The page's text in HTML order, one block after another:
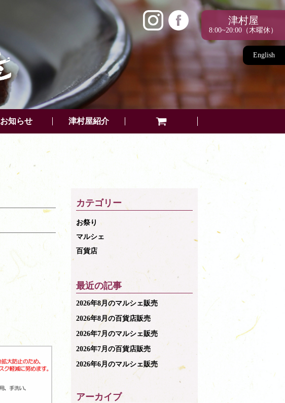
津村屋
8:00~20:00（木曜休）
English
お知らせ 津村屋紹介
カテゴリー
お祭り
マルシェ
百貨店
最近の記事
2026年8月のマルシェ販売
2026年8月の百貨店販売
2026年7月のマルシェ販売
2026年7月の百貨店販売
2026年6月のマルシェ販売
アーカイブ